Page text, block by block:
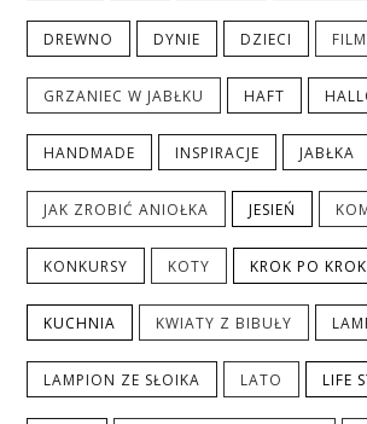
DREWNO DYNIE DZIECI
GRZANIEC W JABŁKU HAFT
HANDMADE INSPIRACJE JABŁKA
JAK ZROBIĆ ANIOŁKA JESIEŃ
KONKURSY KOTY KROK PO
KUCHNIA KWIATY Z BIBUŁY
LAMPION ZE SŁOIKA LATO LIFE